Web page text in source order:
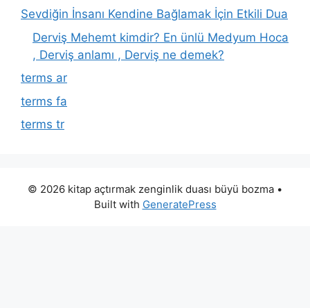
Sevdiğin İnsanı Kendine Bağlamak İçin Etkili Dua
Derviş Mehemt kimdir? En ünlü Medyum Hoca
, Derviş anlamı , Derviş ne demek?
terms ar
terms fa
terms tr
© 2026 kitap açtırmak zenginlik duası büyü bozma •
Built with GeneratePress